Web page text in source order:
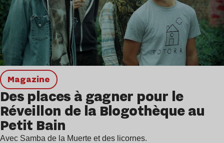
magazine
Des places à gagner pour le
Réveillon de la Blogothèque au
Petit Bain
Avec Samba de la Muerte et des licornes.